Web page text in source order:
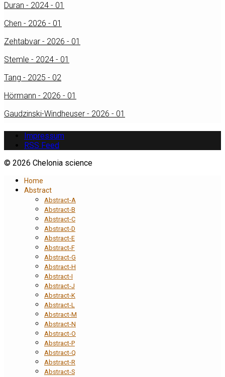
Duran - 2024 - 01
Chen - 2026 - 01
Zehtabvar - 2026 - 01
Stemle - 2024 - 01
Tang - 2025 - 02
Hörmann - 2026 - 01
Gaudzinski-Windheuser - 2026 - 01
Impressum
RSS Feed
© 2026 Chelonia science
Home
Abstract
Abstract-A
Abstract-B
Abstract-C
Abstract-D
Abstract-E
Abstract-F
Abstract-G
Abstract-H
Abstract-I
Abstract-J
Abstract-K
Abstract-L
Abstract-M
Abstract-N
Abstract-O
Abstract-P
Abstract-Q
Abstract-R
Abstract-S